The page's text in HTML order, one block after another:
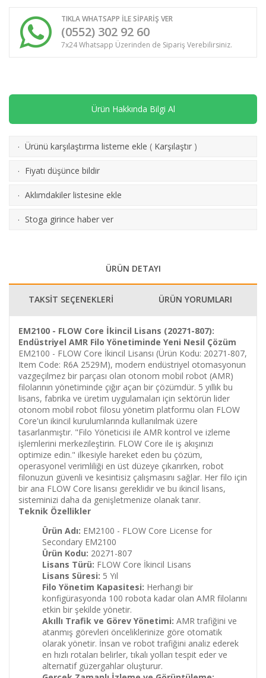
TIKLA WHATSAPP İLE SİPARİŞ VER
(0552) 302 92 60
7x24 Whatsapp Üzerinden de Sipariş Verebilirsiniz.
Ürün Hakkında Bilgi Al
· Ürünü karşılaştırma listeme ekle ( Karşılaştır )
· Fiyatı düşünce bildir
· Aklımdakiler listesine ekle
· Stoga girince haber ver
ÜRÜN DETAYI
TAKSİT SEÇENEKLERİ ÜRÜN YORUMLARI
EM2100 - FLOW Core İkincil Lisans (20271-807):
Endüstriyel AMR Filo Yönetiminde Yeni Nesil Çözüm
EM2100 - FLOW Core İkincil Lisansı (Ürün Kodu: 20271-807,
Item Code: R6A 2529M), modern endüstriyel otomasyonun
vazgeçilmez bir parçası olan otonom mobil robot (AMR)
filolarının yönetiminde çığır açan bir çözümdür. 5 yıllık bu
lisans, fabrika ve üretim uygulamaları için sektörün lider
otonom mobil robot filosu yönetim platformu olan FLOW
Core'un ikincil kurulumlarında kullanılmak üzere
tasarlanmıştır. "Filo Yöneticisi ile AMR kontrol ve izleme
işlemlerini merkezileştirin. FLOW Core ile iş akışınızı
optimize edin." ilkesiyle hareket eden bu çözüm,
operasyonel verimliliği en üst düzeye çıkarırken, robot
filonuzun güvenli ve kesintisiz çalışmasını sağlar. Her filo için
bir ana FLOW Core lisansı gereklidir ve bu ikincil lisans,
sisteminizi daha da genişletmenize olanak tanır.
Teknik Özellikler
Ürün Adı: EM2100 - FLOW Core License for
Secondary EM2100
Ürün Kodu: 20271-807
Lisans Türü: FLOW Core İkincil Lisans
Lisans Süresi: 5 Yıl
Filo Yönetim Kapasitesi: Herhangi bir
konfigürasyonda 100 robota kadar olan AMR filolarını
etkin bir şekilde yönetir.
Akıllı Trafik ve Görev Yönetimi: AMR trafiğini ve
atanmış görevleri önceliklerinize göre otomatik
olarak yönetir. İnsan ve robot trafiğini analiz ederek
en hızlı rotaları belirler, tıkalı yolları tespit eder ve
alternatif güzergahlar oluşturur.